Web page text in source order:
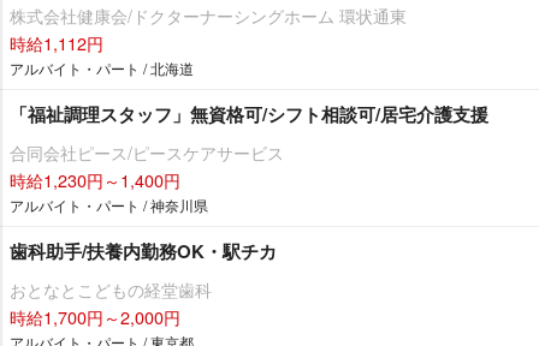
株式会社健康会/ドクターナーシングホーム 環状通東
時給1,112円
アルバイト・パート / 北海道
「福祉調理スタッフ」無資格可/シフト相談可/居宅介護支援
合同会社ピース/ピースケアサービス
時給1,230円～1,400円
アルバイト・パート / 神奈川県
歯科助手/扶養内勤務OK・駅チカ
おとなとこどもの経堂歯科
時給1,700円～2,000円
アルバイト・パート / 東京都